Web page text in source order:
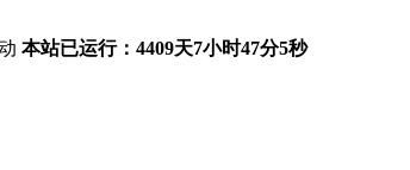
本站已运行：4409天7小时47分6秒